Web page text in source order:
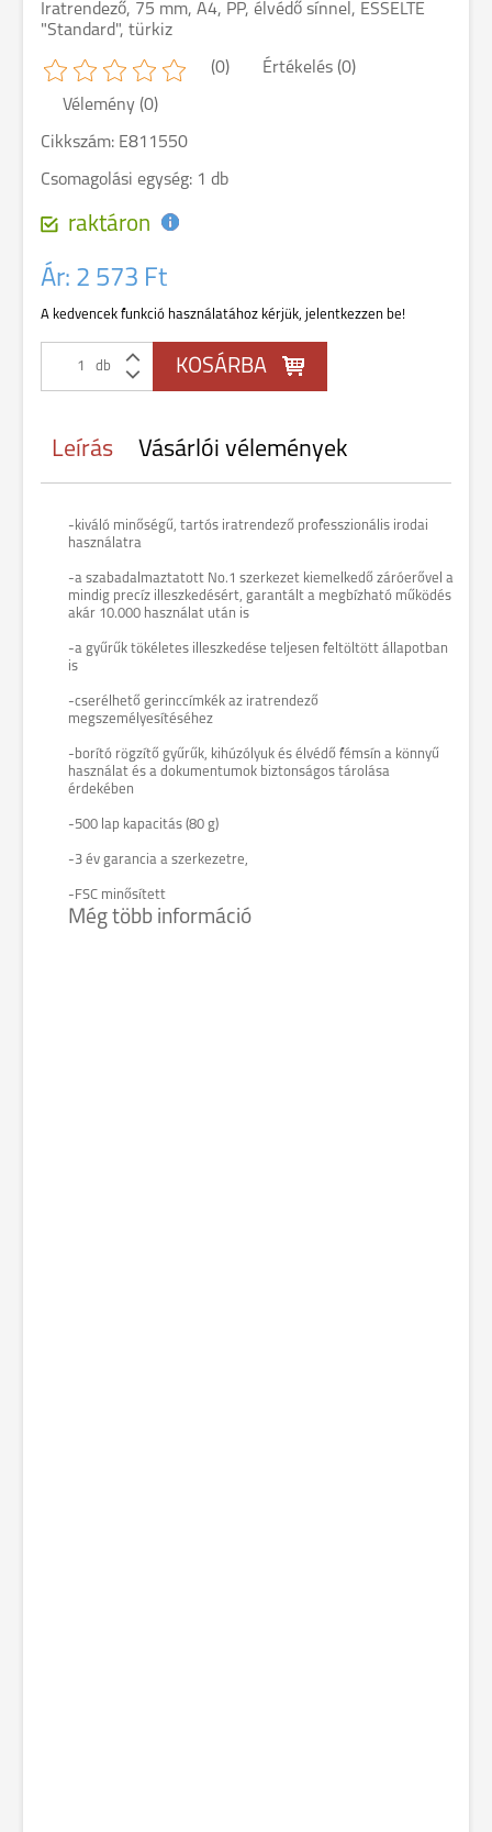
Iratrendező, 75 mm, A4, PP, élvédő sínnel, ESSELTE
"Standard", türkiz
(0) Értékelés (0)
Vélemény (0)
Cikkszám: E811550
Csomagolási egység: 1 db
raktáron
Ár: 2 573 Ft
A kedvencek funkció használatához kérjük, jelentkezzen be!
db
Leírás Vásárlói vélemények
-kiváló minőségű, tartós iratrendező professzionális irodai
használatra
-a szabadalmaztatott No.1 szerkezet kiemelkedő záróerővel a
mindig precíz illeszkedésért, garantált a megbízható működés
akár 10.000 használat után is
-a gyűrűk tökéletes illeszkedése teljesen feltöltött állapotban
is
-cserélhető gerinccímkék az iratrendező
megszemélyesítéséhez
-borító rögzítő gyűrűk, kihúzólyuk és élvédő fémsín a könnyű
használat és a dokumentumok biztonságos tárolása
érdekében
-500 lap kapacitás (80 g)
-3 év garancia a szerkezetre,
-FSC minősített
Még több információ